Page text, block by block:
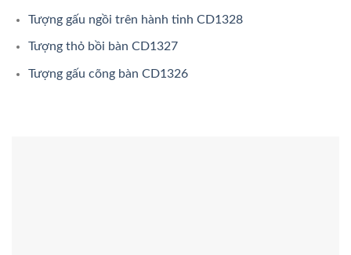
Tượng gấu ngồi trên hành tinh CD1328
Tượng thỏ bồi bàn CD1327
Tượng gấu cõng bàn CD1326